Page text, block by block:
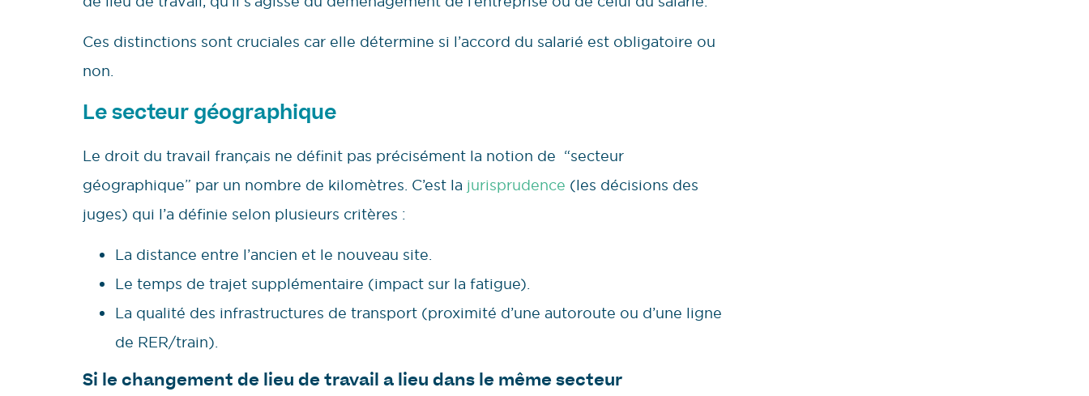
Ces distinctions sont cruciales car elle détermine si l’accord du salarié est obligatoire ou
non.
Le secteur géographique
Le droit du travail français ne définit pas précisément la notion de “secteur
géographique” par un nombre de kilomètres. C’est la jurisprudence (les décisions des
juges) qui l’a définie selon plusieurs critères :
La distance entre l’ancien et le nouveau site.
Le temps de trajet supplémentaire (impact sur la fatigue).
La qualité des infrastructures de transport (proximité d’une autoroute ou d’une ligne
de RER/train).
Si le changement de lieu de travail a lieu dans le même secteur